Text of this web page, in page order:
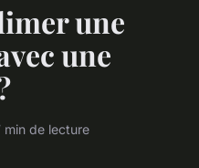
une
une
de lecture